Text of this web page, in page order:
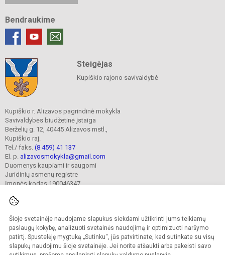
Šioje svetainėje naudojame slapukus siekdami užtikrinti jums teikiamų
paslaugų kokybę, analizuoti svetainės naudojimą ir optimizuoti naršymo
patirtį. Spustelėję mygtuką „Sutinku“, jūs patvirtinate, kad sutinkate su visų
slapukų naudojimu šioje svetainėje. Jei norite atšaukti arba pakeisti savo
Bendraukime
Steigėjas
Kupiškio rajono savivaldybė
Kupiškio r. Alizavos pagrindinė mokykla
Savivaldybės biudžetinė įstaiga
Berželių g. 12, 40445 Alizavos mstl.,
Kupiškio raj.
Tel./ faks. (8 459) 41 137
El. p. alizavosmokykla@gmail.com
Duomenys kaupiami ir saugomi
Juridinių asmenų registre
Įmonės kodas 190046347
© 2023. Kupiškio r. Alizavos pagrindinė mokykla. Visos teisės saugomos.
Kopijuoti turinį be raštiško įstaigos administracijos sutikimo griežtai draudžiama.
Prieinamumo paraiška Slapukų valdymas